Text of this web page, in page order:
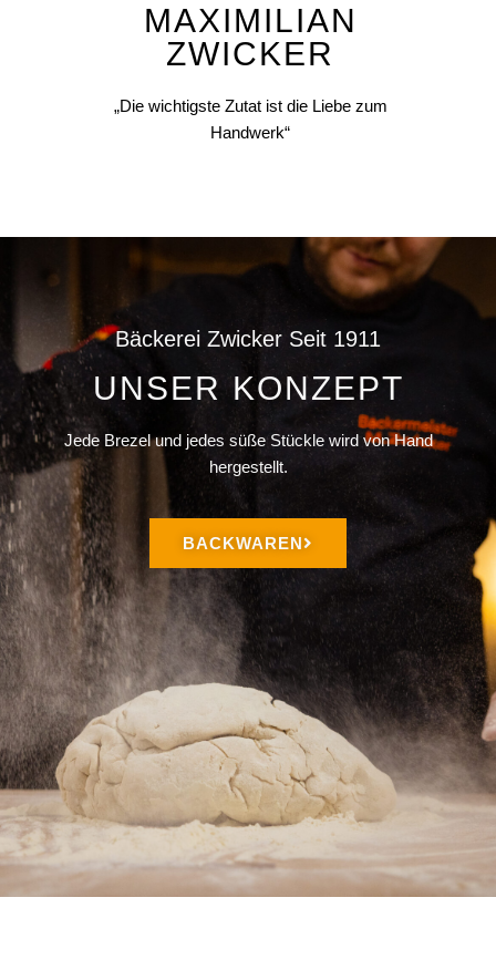
MAXIMILIAN
ZWICKER
„Die wichtigste Zutat ist die Liebe zum
Handwerk“
Bäckerei Zwicker Seit 1911
UNSER KONZEPT
Jede Brezel und jedes süße Stückle wird von Hand
hergestellt.
BACKWAREN